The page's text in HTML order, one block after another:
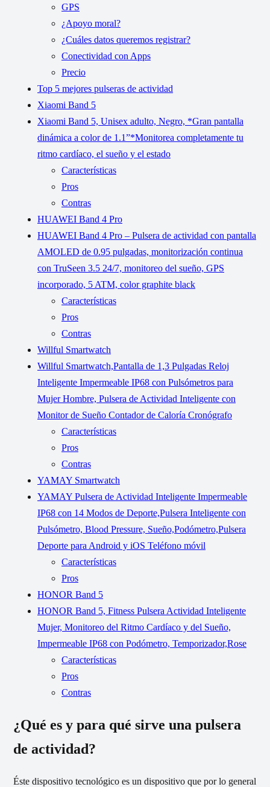
GPS
¿Apoyo moral?
¿Cuáles datos queremos registrar?
Conectividad con Apps
Precio
Top 5 mejores pulseras de actividad
Xiaomi Band 5
Xiaomi Band 5, Unisex adulto, Negro, *Gran pantalla
dinámica a color de 1.1”*Monitorea completamente tu
ritmo cardíaco, el sueño y el estado
Características
Pros
Contras
HUAWEI Band 4 Pro
HUAWEI Band 4 Pro – Pulsera de actividad con pantalla
AMOLED de 0.95 pulgadas, monitorización continua
con TruSeen 3.5 24/7, monitoreo del sueño, GPS
incorporado, 5 ATM, color graphite black
Características
Pros
Contras
Willful Smartwatch
Willful Smartwatch,Pantalla de 1,3 Pulgadas Reloj
Inteligente Impermeable IP68 con Pulsómetros para
Mujer Hombre, Pulsera de Actividad Inteligente con
Monitor de Sueño Contador de Caloría Cronógrafo
Características
Pros
Contras
YAMAY Smartwatch
YAMAY Pulsera de Actividad Inteligente Impermeable
IP68 con 14 Modos de Deporte,Pulsera Inteligente con
Pulsómetro, Blood Pressure, Sueño,Podómetro,Pulsera
Deporte para Android y iOS Teléfono móvil
Características
Pros
HONOR Band 5
HONOR Band 5, Fitness Pulsera Actividad Inteligente
Mujer, Monitoreo del Ritmo Cardíaco y del Sueño,
Impermeable IP68 con Podómetro, Temporizador,Rose
Características
Pros
Contras
¿Qué es y para qué sirve una pulsera
de actividad?
Éste dispositivo tecnológico es un dispositivo que por lo general